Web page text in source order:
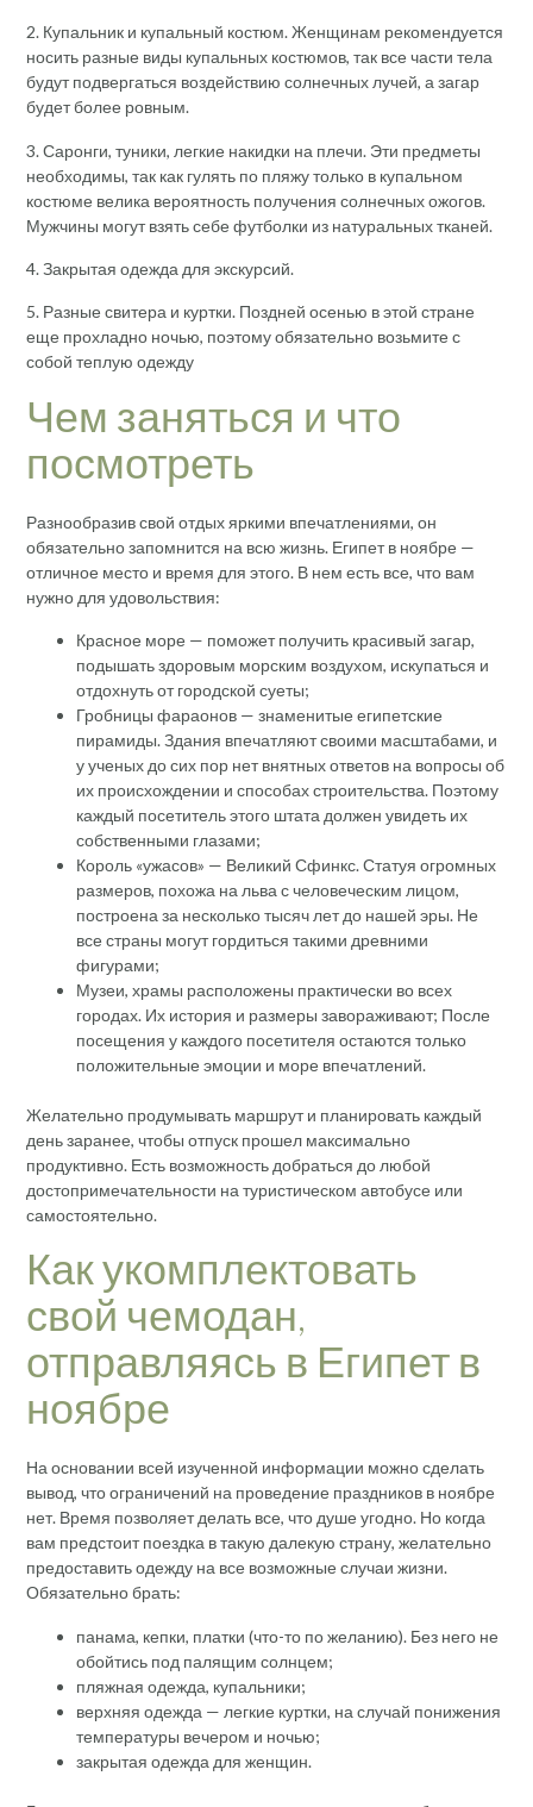
2. Купальник и купальный костюм. Женщинам рекомендуется
носить разные виды купальных костюмов, так все части тела
будут подвергаться воздействию солнечных лучей, а загар
будет более ровным.
3. Саронги, туники, легкие накидки на плечи. Эти предметы
необходимы, так как гулять по пляжу только в купальном
костюме велика вероятность получения солнечных ожогов.
Мужчины могут взять себе футболки из натуральных тканей.
4. Закрытая одежда для экскурсий.
5. Разные свитера и куртки. Поздней осенью в этой стране
еще прохладно ночью, поэтому обязательно возьмите с
собой теплую одежду
Чем заняться и что
посмотреть
Разнообразив свой отдых яркими впечатлениями, он
обязательно запомнится на всю жизнь. Египет в ноябре —
отличное место и время для этого. В нем есть все, что вам
нужно для удовольствия:
Красное море — поможет получить красивый загар,
подышать здоровым морским воздухом, искупаться и
отдохнуть от городской суеты;
Гробницы фараонов — знаменитые египетские
пирамиды. Здания впечатляют своими масштабами, и
у ученых до сих пор нет внятных ответов на вопросы об
их происхождении и способах строительства. Поэтому
каждый посетитель этого штата должен увидеть их
собственными глазами;
Король «ужасов» — Великий Сфинкс. Статуя огромных
размеров, похожа на льва с человеческим лицом,
построена за несколько тысяч лет до нашей эры. Не
все страны могут гордиться такими древними
фигурами;
Музеи, храмы расположены практически во всех
городах. Их история и размеры завораживают; После
посещения у каждого посетителя остаются только
положительные эмоции и море впечатлений.
Желательно продумывать маршрут и планировать каждый
день заранее, чтобы отпуск прошел максимально
продуктивно. Есть возможность добраться до любой
достопримечательности на туристическом автобусе или
самостоятельно.
Как укомплектовать
свой чемодан,
отправляясь в Египет в
ноябре
На основании всей изученной информации можно сделать
вывод, что ограничений на проведение праздников в ноябре
нет. Время позволяет делать все, что душе угодно. Но когда
вам предстоит поездка в такую ​​далекую страну, желательно
предоставить одежду на все возможные случаи жизни.
Обязательно брать:
панама, кепки, платки (что-то по желанию). Без него не
обойтись под палящим солнцем;
пляжная одежда, купальники;
верхняя одежда — легкие куртки, на случай понижения
температуры вечером и ночью;
закрытая одежда для женщин.